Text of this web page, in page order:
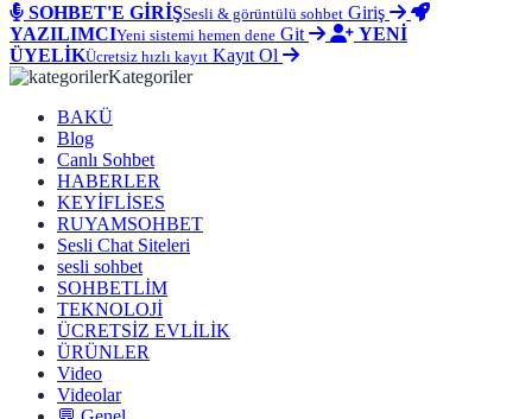
SOHBET'E GİRİŞSesli & görüntülü sohbet Giriş
YAZILIMCIYeni sistemi hemen dene Git
YENİ
ÜYELİKÜcretsiz hızlı kayıt Kayıt Ol
Kategoriler
BAKÜ
Blog
Canlı Sohbet
HABERLER
KEYİFLİSES
RUYAMSOHBET
Sesli Chat Siteleri
sesli sohbet
SOHBETLİM
TEKNOLOJİ
ÜCRETSİZ EVLİLİK
ÜRÜNLER
Video
Videolar